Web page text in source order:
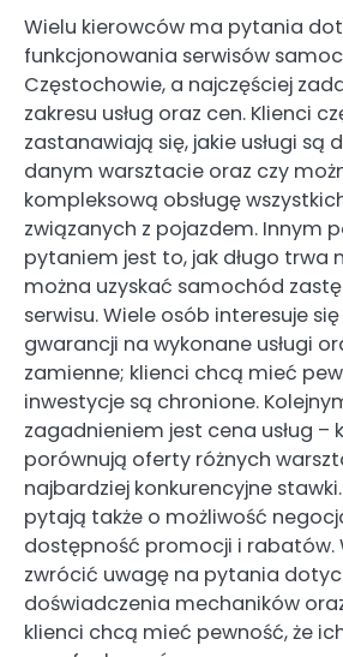
Wielu kierowców ma pytania
funkcjonowania serwisów
Częstochowie, a najczęściej
zakresu usług oraz cen. Klienci
zastanawiają się, jakie usługi są
danym warsztacie oraz czy
kompleksową obsługę
związanych z pojazdem. Innym
pytaniem jest to, jak długo trwa
można uzyskać samochód
serwisu. Wiele osób interesuje
gwarancji na wykonane usługi
zamienne; klienci chcą mieć
inwestycje są chronione.
zagadnieniem jest cena usług –
porównują oferty różnych
najbardziej konkurencyjne
pytają także o możliwość
dostępność promocji i rabatów.
zwrócić uwagę na pytania
doświadczenia mechaników
klienci chcą mieć pewność, że